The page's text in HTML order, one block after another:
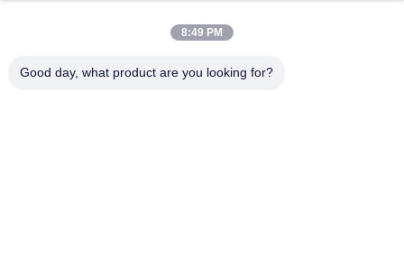
PCs per Zak
Niet Beschikbare Goud Geplateerde Plaat met de Elektrode
8:49 PM
Good day, what product are you looking for?